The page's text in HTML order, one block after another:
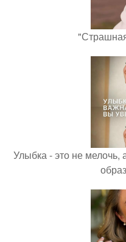
Улыбка - это не мелочь,